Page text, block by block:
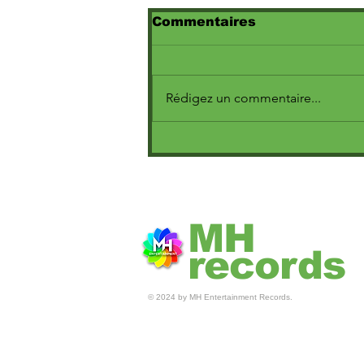
Nouvelle Voix du Hip-
Commentaires
Rédigez un commentaire...
MH
records
© 2024 by MH Entertainment Records.